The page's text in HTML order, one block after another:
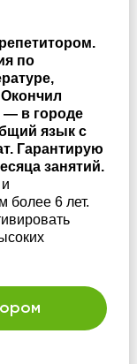
по
— в городе
язык с
Гарантирую
занятий.
более 6 лет.